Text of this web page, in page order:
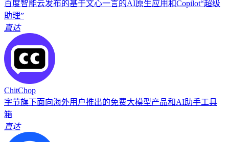
百度智能云发布的基于文心一言的AI原生应用和Copilot“超级
助理”
直达
ChitChop
字节旗下面向海外用户推出的免费大模型产品和AI助手工具
箱
直达